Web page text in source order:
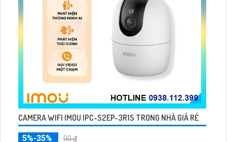
CAMERA WIFI IMOU IPC-S2EP-3R1S TRONG NHÀ GIÁ RẺ
5%-35%
00 ₫